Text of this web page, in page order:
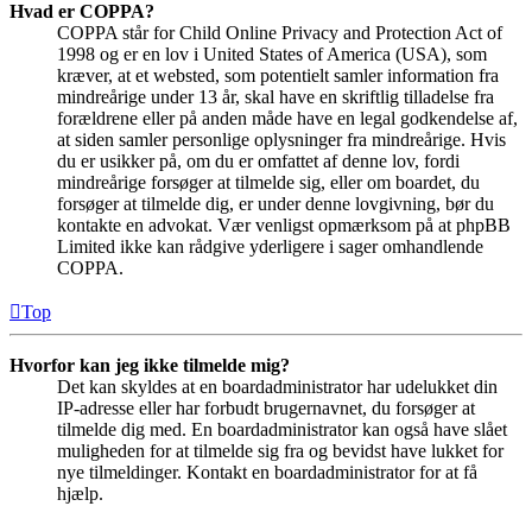
Hvad er COPPA?
COPPA står for Child Online Privacy and Protection Act of
1998 og er en lov i United States of America (USA), som
kræver, at et websted, som potentielt samler information fra
mindreårige under 13 år, skal have en skriftlig tilladelse fra
forældrene eller på anden måde have en legal godkendelse af,
at siden samler personlige oplysninger fra mindreårige. Hvis
du er usikker på, om du er omfattet af denne lov, fordi
mindreårige forsøger at tilmelde sig, eller om boardet, du
forsøger at tilmelde dig, er under denne lovgivning, bør du
kontakte en advokat. Vær venligst opmærksom på at phpBB
Limited ikke kan rådgive yderligere i sager omhandlende
COPPA.
Top
Hvorfor kan jeg ikke tilmelde mig?
Det kan skyldes at en boardadministrator har udelukket din
IP-adresse eller har forbudt brugernavnet, du forsøger at
tilmelde dig med. En boardadministrator kan også have slået
muligheden for at tilmelde sig fra og bevidst have lukket for
nye tilmeldinger. Kontakt en boardadministrator for at få
hjælp.